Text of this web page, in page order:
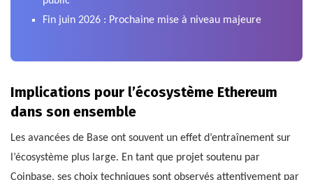
Fin juin 2026 : Prochaine mise à niveau majeure
Implications pour l’écosystème Ethereum
dans son ensemble
Les avancées de Base ont souvent un effet d’entraînement sur
l’écosystème plus large. En tant que projet soutenu par
Coinbase, ses choix techniques sont observés attentivement par